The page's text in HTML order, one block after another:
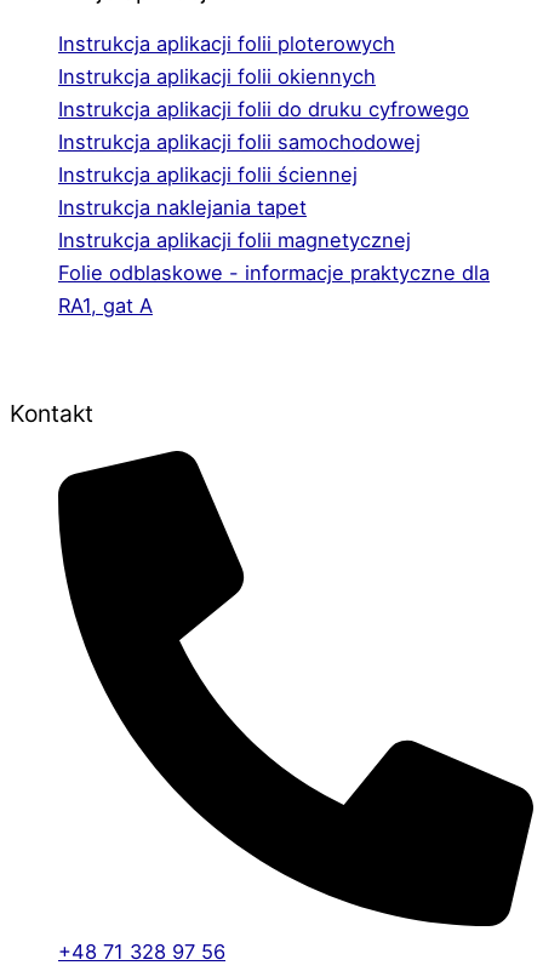
Instrukcja aplikacji folii ploterowych
Instrukcja aplikacji folii okiennych
Instrukcja aplikacji folii do druku cyfrowego
Instrukcja aplikacji folii samochodowej
Instrukcja aplikacji folii ściennej
Instrukcja naklejania tapet
Instrukcja aplikacji folii magnetycznej
Folie odblaskowe - informacje praktyczne dla
RA1, gat A
Kontakt
+48 71 328 97 56